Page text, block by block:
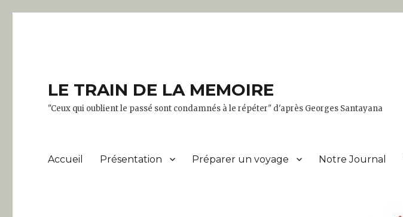
LE TRAIN DE LA MEMOIRE
"Ceux qui oublient le passé sont condamnés à le répéter" d'après Georges Santayana
Accueil Présentation Préparer un voyage Notre Journal